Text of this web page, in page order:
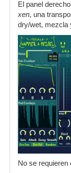
El panel
xen, una
dry/wet, mezcla
No se requieren